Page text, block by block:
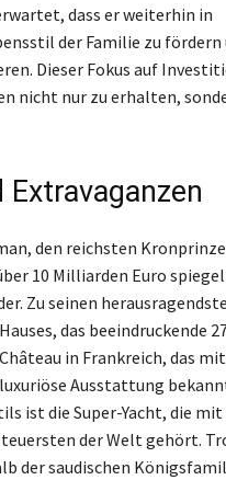
dass er weiterhin in
der Familie zu fördern
Dieser Fokus auf
nicht nur zu erhalten,
den reichsten
10 Milliarden Euro
Zu seinen
das beeindruckende
in Frankreich, das mit
Ausstattung
ist die Super-Yacht, die mit
der Welt gehört.
der saudischen